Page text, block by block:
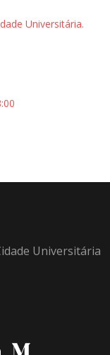
Universitária.
Universitária